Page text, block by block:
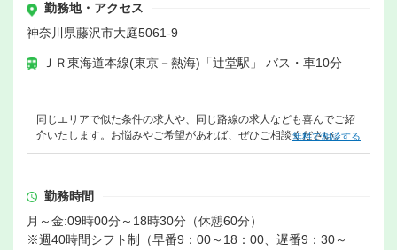
勤務地・アクセス
神奈川県藤沢市大庭5061-9
ＪＲ東海道本線(東京－熱海)「辻堂駅」 バス・車10分
同じエリアで似た条件の求人や、同じ路線の求人なども喜んでご紹
介いたします。お悩みやご希望があれば、ぜひご相談ください。
無料で相談する
勤務時間
月～金:09時00分～18時30分（休憩60分）
※週40時間シフト制（早番9：00～18：00、遅番9：30～